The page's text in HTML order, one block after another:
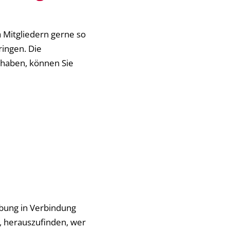
Mitgliedern gerne so
Die
können Sie
in Verbindung
herauszufinden, wer